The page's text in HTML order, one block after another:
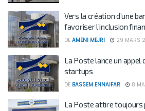
Vers la création d’une
favoriser l’inclusion
DE AMENI MEJRI 29 MARS
La Poste lance un appel
startups
DE BASSEM ENNAIFAR 8
La Poste attire toujours